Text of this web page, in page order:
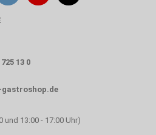
13 0
und 13:00 - 17:00 Uhr)